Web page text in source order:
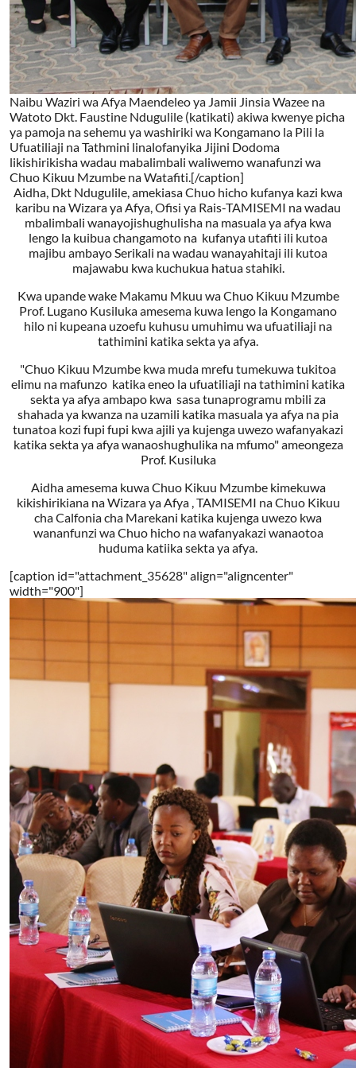
Naibu Waziri wa Afya Maendeleo ya Jamii Jinsia Wazee na
Watoto Dkt. Faustine Ndugulile (katikati) akiwa kwenye picha
ya pamoja na sehemu ya washiriki wa Kongamano la Pili la
Ufuatiliaji na Tathmini linalofanyika Jijini Dodoma
likishirikisha wadau mabalimbali waliwemo wanafunzi wa
Chuo Kikuu Mzumbe na Watafiti.[/caption]
Aidha, Dkt Ndugulile, amekiasa Chuo hicho kufanya kazi kwa
karibu na Wizara ya Afya, Ofisi ya Rais-TAMISEMI na wadau
mbalimbali wanayojishughulisha na masuala ya afya kwa
lengo la kuibua changamoto na kufanya utafiti ili kutoa
majibu ambayo Serikali na wadau wanayahitaji ili kutoa
majawabu kwa kuchukua hatua stahiki.
Kwa upande wake Makamu Mkuu wa Chuo Kikuu Mzumbe
Prof. Lugano Kusiluka amesema kuwa lengo la Kongamano
hilo ni kupeana uzoefu kuhusu umuhimu wa ufuatiliaji na
tathimini katika sekta ya afya.
"Chuo Kikuu Mzumbe kwa muda mrefu tumekuwa tukitoa
elimu na mafunzo katika eneo la ufuatiliaji na tathimini katika
sekta ya afya ambapo kwa sasa tunaprogramu mbili za
shahada ya kwanza na uzamili katika masuala ya afya na pia
tunatoa kozi fupi fupi kwa ajili ya kujenga uwezo wafanyakazi
katika sekta ya afya wanaoshughulika na mfumo" ameongeza
Prof. Kusiluka
Aidha amesema kuwa Chuo Kikuu Mzumbe kimekuwa
kikishirikiana na Wizara ya Afya , TAMISEMI na Chuo Kikuu
cha Calfonia cha Marekani katika kujenga uwezo kwa
wananfunzi wa Chuo hicho na wafanyakazi wanaotoa
huduma katiika sekta ya afya.
[caption id="attachment_35628" align="aligncenter"
width="900"]